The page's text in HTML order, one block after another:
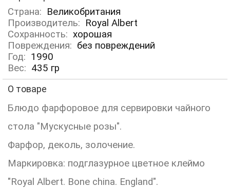
Страна: Великобритания
Производитель: Royal Albert
Сохранность: хорошая
Повреждения: без повреждений
Год: 1990
Вес: 435 гр
О товаре
Блюдо фарфоровое для сервировки чайного
стола "Мускусные розы".
Фарфор, деколь, золочение.
Маркировка: подглазурное цветное клеймо
"Royal Albert. Bone china. England".